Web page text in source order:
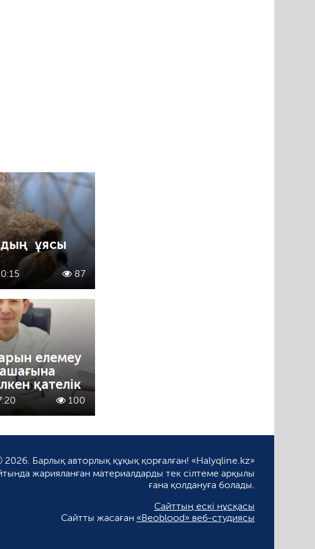
ұясы
87
елемеу
қателік
100
Барлық авторлық құқық қорғалған! «Halyqline.kz»
жарияланған материалдарды тек сілтеме арқылы
ғана қолдануға болады.
Сайттың ескі нұсқасы
Сайтты жасаған «Beoblood» веб-студиясы